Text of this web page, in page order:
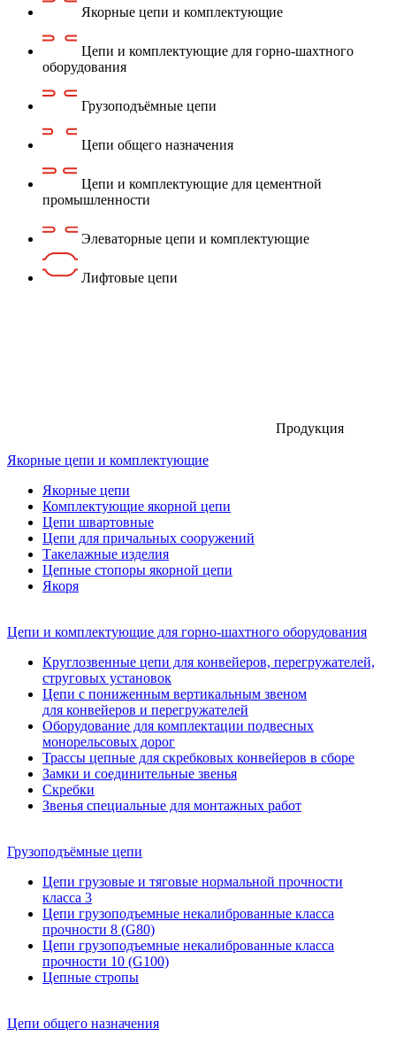
Якорные цепи и комплектующие
Цепи и комплектующие для горно-шахтного
оборудования
Грузоподъёмные цепи
Цепи общего назначения
Цепи и комплектующие для цементной
промышленности
Элеваторные цепи и комплектующие
Лифтовые цепи
Продукция
Якорные цепи и комплектующие
Якорные цепи
Комплектующие якорной цепи
Цепи швартовные
Цепи для причальных сооружений
Такелажные изделия
Цепные стопоры якорной цепи
Якоря
Цепи и комплектующие для горно-шахтного оборудования
Круглозвенные цепи для конвейеров, перегружателей,
струговых установок
Цепи с пониженным вертикальным звеном
для конвейеров и перегружателей
Оборудование для комплектации подвесных
монорельсовых дорог
Трассы цепные для скребковых конвейеров в сборе
Замки и соединительные звенья
Скребки
Звенья специальные для монтажных работ
Грузоподъёмные цепи
Цепи грузовые и тяговые нормальной прочности
класса 3
Цепи грузоподъемные некалиброванные класса
прочности 8 (G80)
Цепи грузоподъемные некалиброванные класса
прочности 10 (G100)
Цепные стропы
Цепи общего назначения